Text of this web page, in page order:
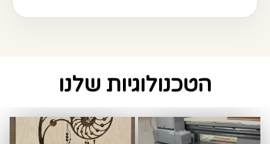
הטכנולוגיות שלנו